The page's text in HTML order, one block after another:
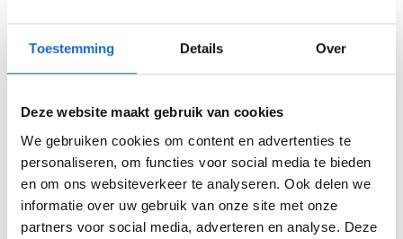
Toestemming Details Over
Deze website maakt gebruik van cookies
We gebruiken cookies om content en advertenties te
personaliseren, om functies voor social media te bieden
en om ons websiteverkeer te analyseren. Ook delen we
informatie over uw gebruik van onze site met onze
partners voor social media, adverteren en analyse. Deze
(RAL 9006)
Vaste hoogte: 75 cm
80 x 80 cm
Voet: 50 x 50 cm
Eigenschappen
Compacte kolomtafel, ruimtebesparend